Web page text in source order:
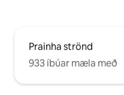
Prainha strönd
933 íbúar mæla með